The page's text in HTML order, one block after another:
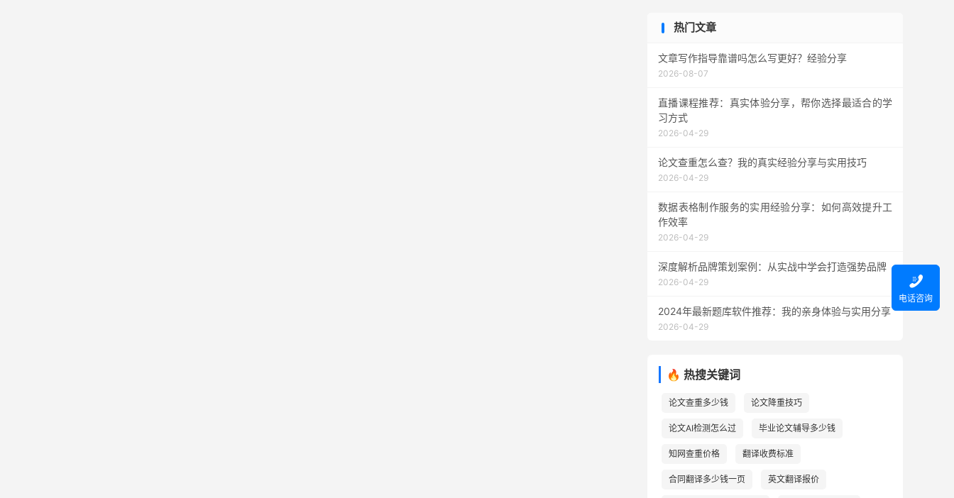
热门文章
文章写作指导靠谱吗怎么写更好？经验分享
2026-08-07
直播课程推荐：真实体验分享，帮你选择最适合的学
习方式
2026-04-29
论文查重怎么查？我的真实经验分享与实用技巧
2026-04-29
数据表格制作服务的实用经验分享：如何高效提升工
作效率
2026-04-29
深度解析品牌策划案例：从实战中学会打造强势品牌
2026-04-29
2024年最新题库软件推荐：我的亲身体验与实用分享
2026-04-29
🔥 热搜关键词
论文查重多少钱 论文降重技巧
论文AI检测怎么过 毕业论文辅导多少钱
知网查重价格 翻译收费标准
合同翻译多少钱一页 英文翻译报价

电话咨询